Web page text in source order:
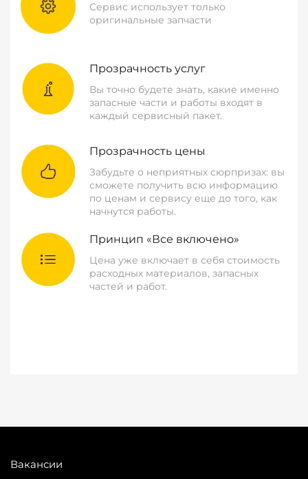
Сервис использует только
оригинальные запчасти
Прозрачность услуг
Вы точно будете знать, какие именно
запасные части и работы входят в
каждый сервисный пакет.
Прозрачность цены
Забудьте о неприятных сюрпризах: вы
сможете получить всю информацию
по ценам и сервису еще до того, как
начнутся работы.
Принцип «Все включено»
Цена уже включает в себя стоимость
расходных материалов, запасных
частей и работ.
Вакансии